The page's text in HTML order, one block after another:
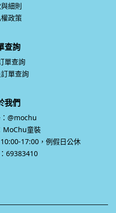
細則
政策
查詢
單查詢
單查詢
我們
@mochu
MoChu童裝
17:00，例假日公休
69383410